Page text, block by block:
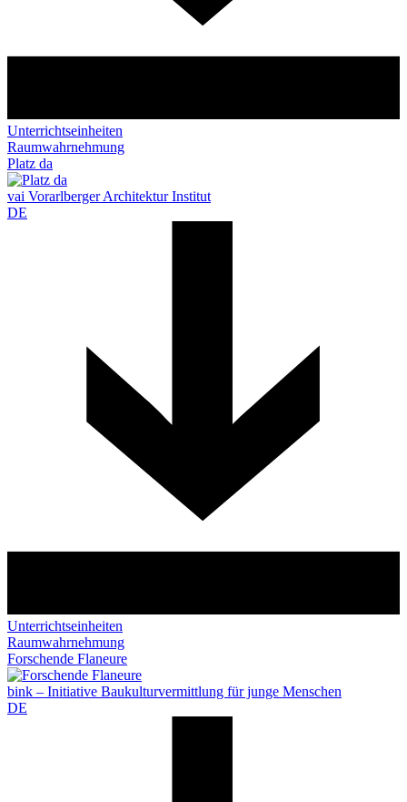
Unterrichtseinheiten
Raumwahrnehmung
Platz da
vai Vorarlberger Architektur Institut
DE
Unterrichtseinheiten
Raumwahrnehmung
Forschende Flaneure
bink – Initiative Baukulturvermittlung für junge Menschen
DE